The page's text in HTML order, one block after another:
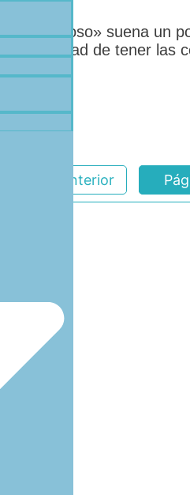
peligroso» suena un
necesidad de tener
Anterior